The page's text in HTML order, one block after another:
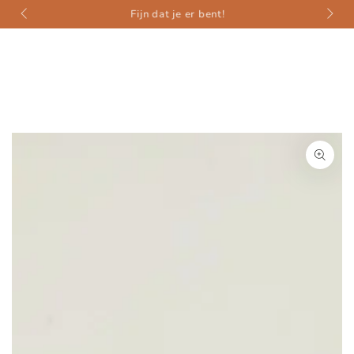
ZUM INHALT
SPRINGEN
Fijn dat je er bent!